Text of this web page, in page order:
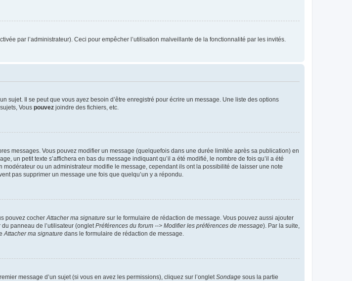
par l’administrateur). Ceci pour empêcher l’utilisation malveillante de la fonctionnalité par les invités.
sujet. Il se peut que vous ayez besoin d’être enregistré pour écrire un message. Une liste des options
Vous pouvez joindre des fichiers, etc.
messages. Vous pouvez modifier un message (quelquefois dans une durée limitée après sa publication) en
un petit texte s’affichera en bas du message indiquant qu’il a été modifié, le nombre de fois qu’il a été
ou un administrateur modifie le message, cependant ils ont la possibilité de laisser une note
pas supprimer un message une fois que quelqu’un y a répondu.
pouvez cocherAttacher ma signature sur le formulaire de rédaction de message. Vous pouvez aussi ajouter
panneau de l’utilisateur (ongletPréférences du forum --> Modifier les préférences de message). Par la suite,
Attacher ma signature dans le formulaire de rédaction de message.
message d’un sujet (si vous en avez les permissions), cliquez sur l’ongletSondage sous la partie